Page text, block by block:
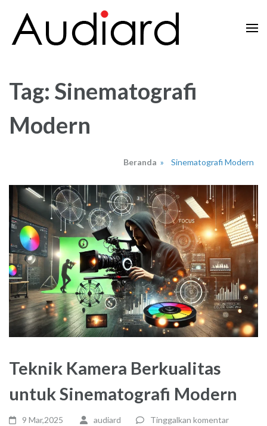
konten
Tag: Sinematografi
Modern
Beranda » Sinematografi Modern
Teknik Kamera Berkualitas
untuk Sinematografi Modern
9 Mar,2025 audiard Tinggalkan komentar